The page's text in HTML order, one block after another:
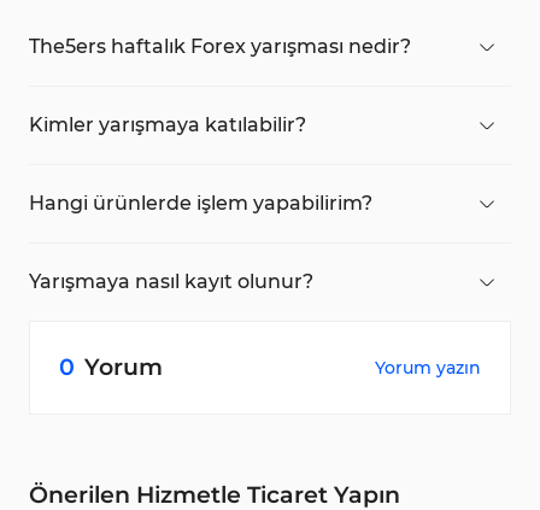
The5ers haftalık Forex yarışması nedir?
üzerinden işlem yaparak High Stakes fonlu
kazanma şansı sunan ücretsiz bir Forex
Kimler yarışmaya katılabilir?
The5ers platformuna ücretsiz kayıt olarak
yarışmaya katılabilir.
Hangi ürünlerde işlem yapabilirim?
seçili finansal enstrümanlarda
işlem yapılabilir.
Yarışmaya nasıl kayıt olunur?
0 Yorum Yorum yazın
Önerilen Hizmetle Ticaret Yapın